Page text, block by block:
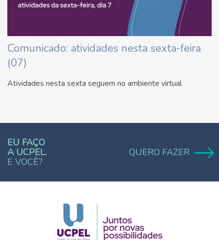
Comunicado: atividades nesta sexta-feira
(07)
Atividades nesta sexta seguem no ambiente virtual
EU FAÇO
A UCPEL.
E VOCÊ?
QUERO FAZER